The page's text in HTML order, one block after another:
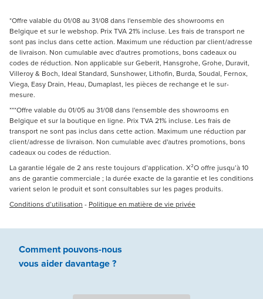
*Offre valable du 01/08 au 31/08 dans l'ensemble des showrooms en
Belgique et sur le webshop. Prix TVA 21% incluse. Les frais de transport ne
sont pas inclus dans cette action. Maximum une réduction par client/adresse
de livraison. Non cumulable avec d'autres promotions, bons cadeaux ou
codes de réduction. Non applicable sur Geberit, Hansgrohe, Grohe, Duravit,
Villeroy & Boch, Ideal Standard, Sunshower, Lithofin, Burda, Soudal, Fernox,
Viega, Easy Drain, Heau, Dumaplast, les pièces de rechange et le sur-
mesure.
***Offre valable du 01/05 au 31/08 dans l'ensemble des showrooms en
Belgique et sur la boutique en ligne. Prix TVA 21% incluse. Les frais de
transport ne sont pas inclus dans cette action. Maximum une réduction par
client/adresse de livraison. Non cumulable avec d'autres promotions, bons
cadeaux ou codes de réduction.
La garantie légale de 2 ans reste toujours d’application. X²O offre jusqu’à 10
ans de garantie commerciale ; la durée exacte de la garantie et les conditions
varient selon le produit et sont consultables sur les pages produits.
Conditions d’utilisation - Politique en matière de vie privée
Comment pouvons-nous
vous aiderdavantage ?